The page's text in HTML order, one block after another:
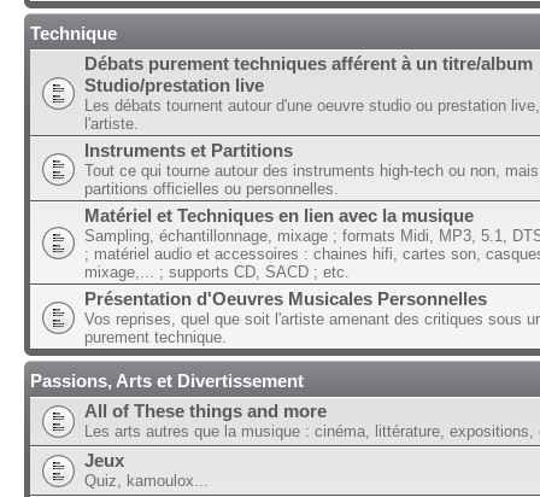
Technique
Débats purement techniques afférent à un titre/album
Studio/prestation live
Les débats tournent autour d'une oeuvre studio ou prestation
l'artiste.
Instruments et Partitions
Tout ce qui tourne autour des instruments high-tech ou non,
partitions officielles ou personnelles.
Matériel et Techniques en lien avec la musique
Sampling, échantillonnage, mixage ; formats Midi, MP3, 5.1,
; matériel audio et accessoires : chaines hifi, cartes son,
mixage,... ; supports CD, SACD ; etc.
Présentation d'Oeuvres Musicales Personnelles
Vos reprises, quel que soit l'artiste amenant des critiques sous
purement technique.
Passions, Arts et Divertissement
All of These things and more
Les arts autres que la musique : cinéma, littérature, expositions,
Jeux
Quiz, kamoulox...